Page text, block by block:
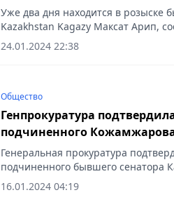
Уже два дня находится в розыске
Kazakhstan Kagazy Максат Арип,
правовой статистики и
прокуратуре (КПСиСУ ГП...
24.01.2024 22:38
Общество
Генпрокуратура
подчиненного
Генеральная прокуратура
подчиненного бывшего сенатора
сотрудника алматинского
борьбе с...
16.01.2024 04:19